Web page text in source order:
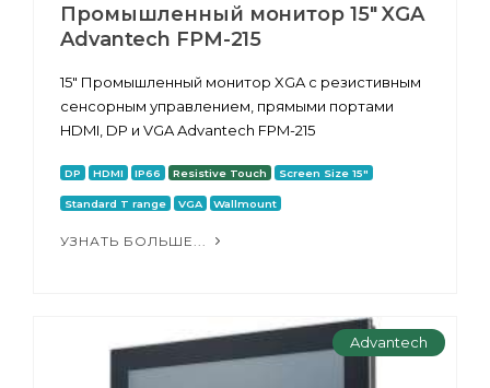
Промышленный монитор 15" XGA
Advantech FPM-215
15" Промышленный монитор XGA с резистивным
сенсорным управлением, прямыми портами
HDMI, DP и VGA Advantech FPM-215
DP HDMI IP66 Resistive Touch Screen Size 15"
Standard T range VGA Wallmount
УЗНАТЬ БОЛЬШЕ...
Advantech